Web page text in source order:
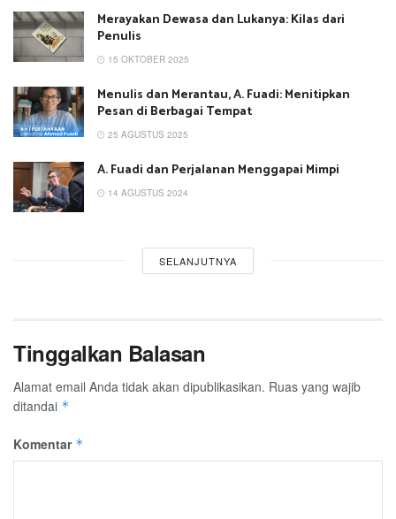
Merayakan Dewasa dan Lukanya: Kilas dari
Penulis
15 OKTOBER 2025
Menulis dan Merantau, A. Fuadi: Menitipkan
Pesan di Berbagai Tempat
25 AGUSTUS 2025
A. Fuadi dan Perjalanan Menggapai Mimpi
14 AGUSTUS 2024
SELANJUTNYA
Tinggalkan Balasan
Alamat email Anda tidak akan dipublikasikan. Ruas yang wajib
ditandai *
Komentar *